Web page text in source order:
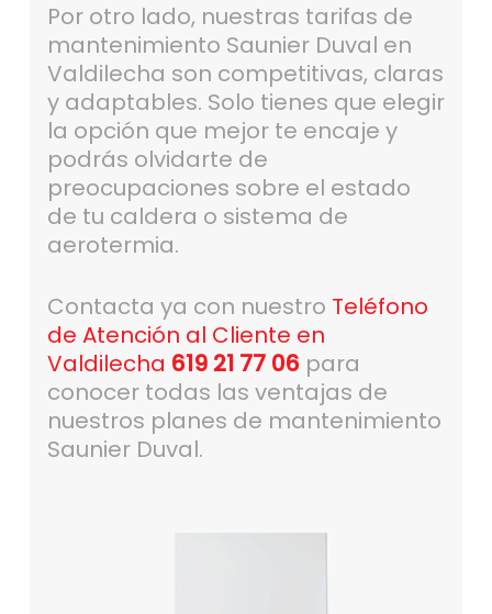
Por otro lado, nuestras tarifas de
mantenimiento Saunier Duval en
Valdilecha son competitivas, claras
y adaptables. Solo tienes que elegir
la opción que mejor te encaje y
podrás olvidarte de
preocupaciones sobre el estado
de tu caldera o sistema de
aerotermia.
Contacta ya con nuestro Teléfono
de Atención al Cliente en
Valdilecha 619 21 77 06 para
conocer todas las ventajas de
nuestros planes de mantenimiento
Saunier Duval.